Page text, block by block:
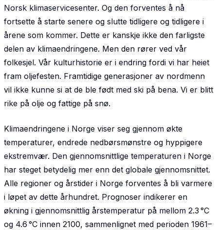
Norsk klimaservicesenter. Og den forventes å nå
fortsette å starte senere og slutte tidligere og tidligere i
årene som kommer. Dette er kanskje ikke den farligste
delen av klimaendringene. Men den rører ved vår
folkesjel. Vår kulturhistorie er i endring fordi vi har heiet
fram oljefesten. Framtidige generasjoner av nordmenn
vil ikke kunne si at de ble født med ski på bena. Vi er blitt
rike på olje og fattige på snø.
Klimaendringene i Norge viser seg gjennom økte
temperaturer, endrede nedbørsmønstre og hyppigere
ekstremvær. Den gjennomsnittlige temperaturen i Norge
har steget betydelig mer enn det globale gjennomsnittet.
Alle regioner og årstider i Norge forventes å bli varmere
i løpet av dette århundret. Prognoser indikerer en
økning i gjennomsnittlig årstemperatur på mellom 2.3 °C
og 4.6 °C innen 2100, sammenlignet med perioden 1961–